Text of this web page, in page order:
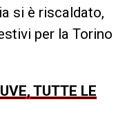
si è riscaldato,
per la Torino
TUTTE LE